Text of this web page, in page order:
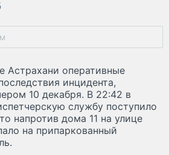
Астрахани оперативные
инцидента,
10 декабря. В 22:42 в
службу поступило
напротив дома 11 на улице
на припаркованный